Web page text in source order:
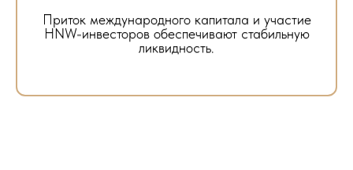
Приток международного капитала и участие
HNW-инвесторов обеспечивают стабильную
ликвидность.